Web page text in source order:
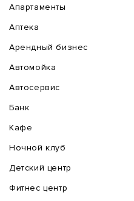
Апартаменты
Аптека
Арендный бизнес
Автомойка
Автосервис
Банк
Кафе
Ночной клуб
Детский центр
Фитнес центр